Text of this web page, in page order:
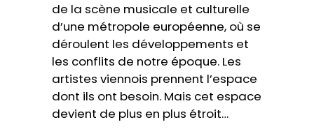
de la scène musicale et culturelle
d’une métropole européenne, où se
déroulent les développements et
les conflits de notre époque. Les
artistes viennois prennent l’espace
dont ils ont besoin. Mais cet espace
devient de plus en plus étroit…